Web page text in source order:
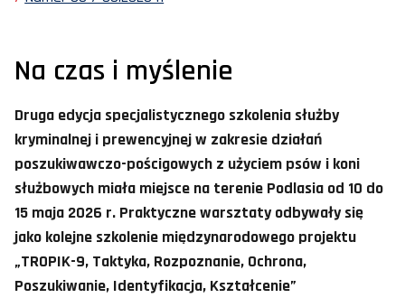
Na czas i myślenie
Druga edycja specjalistycznego szkolenia służby
kryminalnej i prewencyjnej w zakresie działań
poszukiwawczo-pościgowych z użyciem psów i koni
służbowych miała miejsce na terenie Podlasia od 10 do
15 maja 2026 r. Praktyczne warsztaty odbywały się
jako kolejne szkolenie międzynarodowego projektu
„TROPIK-9, Taktyka, Rozpoznanie, Ochrona,
Poszukiwanie, Identyfikacja, Kształcenie”